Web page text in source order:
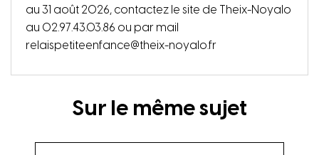
au 31 août 2026, contactez le site de Theix-Noyalo
au 02.97.43.03.86 ou par mail
relaispetiteenfance@theix-noyalo.fr
Sur le même sujet